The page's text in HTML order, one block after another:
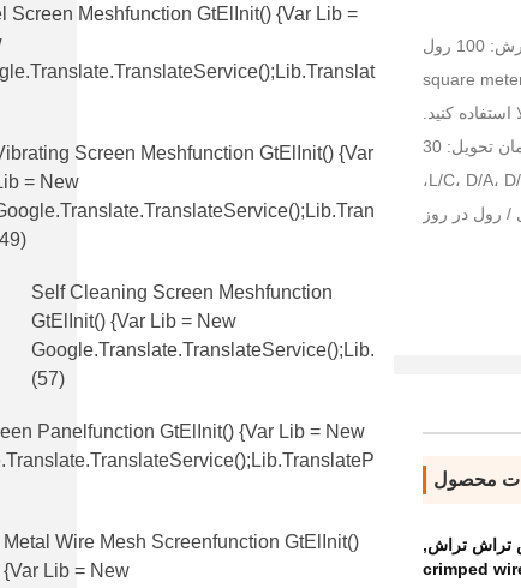
رول
کنید.
تحویل: 30
محصول
تراش تراش,
crimped
Screen Meshfunction GtElInit() {var Lib =
Screen Meshfunction GtElInit() {var
= New
Self Cleaning Screen Meshfunction
GtElInit() {var Lib = New
Google.translate.TranslateService();lib.
(57)
Panelfunction GtElInit() {var Lib = New
Metal Wire Mesh Screenfunction GtElInit()
{var Lib = New